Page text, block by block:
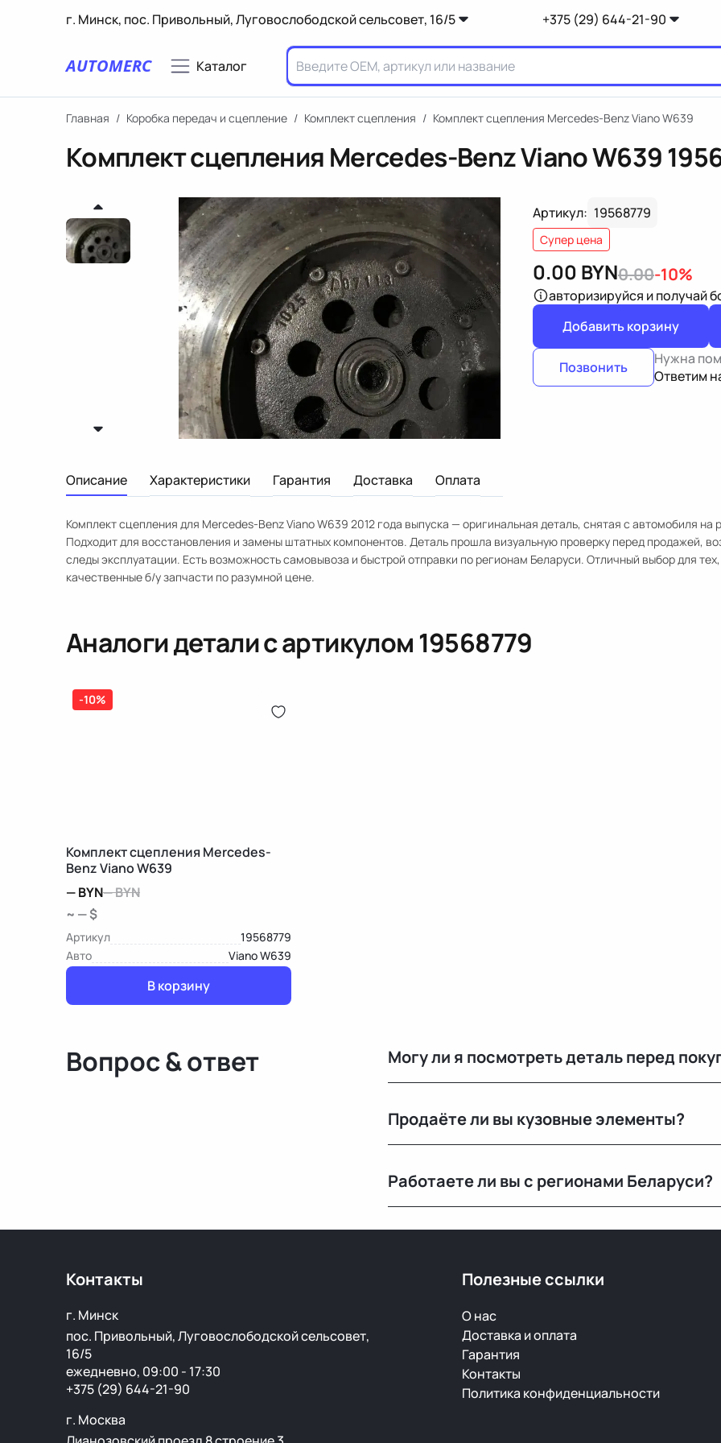
г. Минск, пос. Привольный, Луговослободской сельсовет, 16/5 +375 (29) 644-21-90
AUTOMERC Каталог
Главная / Коробка передач и сцепление / Комплект сцепления / Комплект сцепления Mercedes-Benz Viano W639
Комплект сцепления Mercedes-Benz Viano W639
Артикул: 19568779
Супер цена
0.00 BYN0.00-10%
авторизируйся и получай
Добавить корзину
Позвонить
Нужна
Ответим
Описание Характеристики Гарантия Доставка Оплата
Комплект сцепления для Mercedes-Benz Viano W639 2012 года выпуска — оригинальная деталь, снятая с автомобиля на
Подходит для восстановления и замены штатных компонентов. Деталь прошла визуальную проверку перед продажей,
следы эксплуатации. Есть возможность самовывоза и быстрой отправки по регионам Беларуси. Отличный выбор для
качественные б/у запчасти по разумной цене.
Аналоги детали с артикулом 19568779
-10%
Комплект сцепления Mercedes-
Benz Viano W639
—BYN—BYN
~ — $
Артикул
19568779
Авто
Viano W639
В корзину
Вопрос & ответ Могу ли я посмотреть деталь перед
видеообзор.
Продаёте ли вы кузовные элементы?
ржавчины и повреждений.
Работаете ли вы с регионами Беларуси?
Контакты
г. Минск
пос. Привольный, Луговослободской сельсовет,
16/5
ежедневно, 09:00 - 17:30
+375 (29) 644-21-90
г. Москва
Полезные ссылки
О нас
Доставка и оплата
Гарантия
Контакты
Политика конфиденциальности